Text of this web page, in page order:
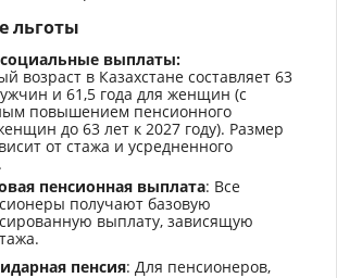
льготы
выплаты:
возраст в Казахстане составляет 63
и 61,5 года для женщин (с
повышением пенсионного
до 63 лет к 2027 году). Размер
от стажа и усредненного
пенсионная выплата: Все
получают базовую
выплату, зависящую
пенсия: Для пенсионеров,